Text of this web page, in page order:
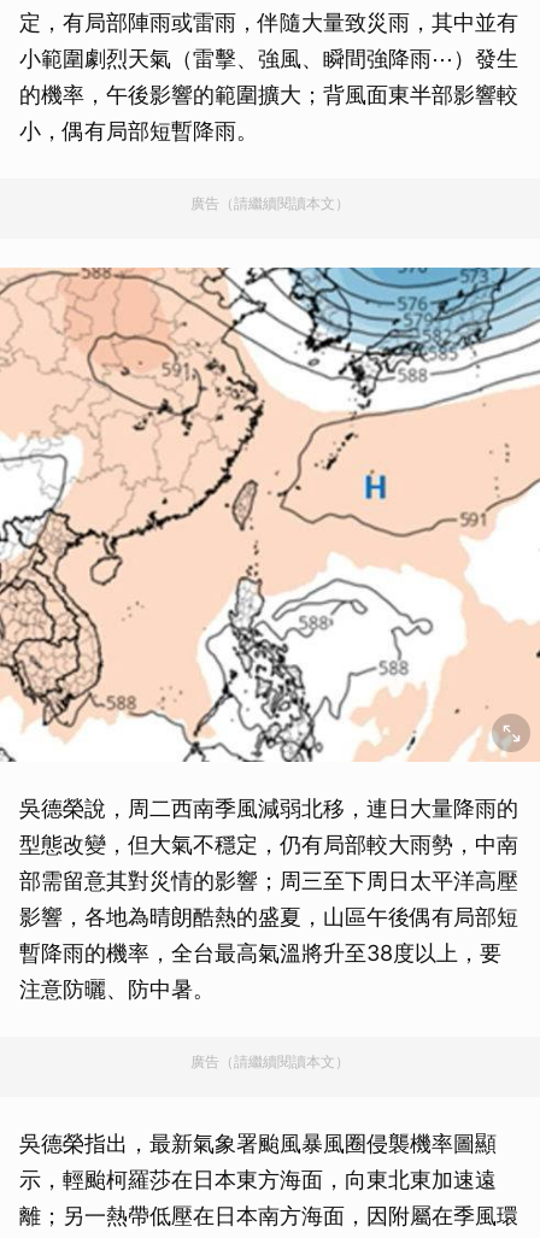
定，有局部陣雨或雷雨，伴隨大量致災雨，其中並有
小範圍劇烈天氣（雷擊、強風、瞬間強降雨⋯）發生
的機率，午後影響的範圍擴大；背風面東半部影響較
小，偶有局部短暫降雨。
廣告（請繼續閱讀本文）
吳德榮說，周二西南季風減弱北移，連日大量降雨的
型態改變，但大氣不穩定，仍有局部較大雨勢，中南
部需留意其對災情的影響；周三至下周日太平洋高壓
影響，各地為晴朗酷熱的盛夏，山區午後偶有局部短
暫降雨的機率，全台最高氣溫將升至38度以上，要
注意防曬、防中暑。
廣告（請繼續閱讀本文）
吳德榮指出，最新氣象署颱風暴風圈侵襲機率圖顯
示，輕颱柯羅莎在日本東方海面，向東北東加速遠
離；另一熱帶低壓在日本南方海面，因附屬在季風環